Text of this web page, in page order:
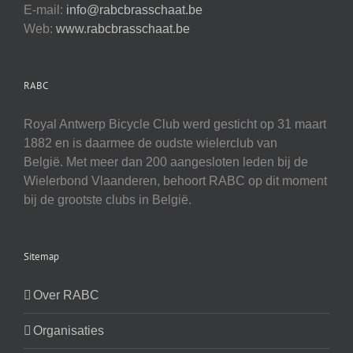
E-mail: info@rabcbrasschaat.be
Web: www.rabcbrasschaat.be
RABC
Royal Antwerp Bicycle Club werd gesticht op 31 maart
1882 en is daarmee de oudste wielerclub van
België. Met meer dan 200 aangesloten leden bij de
Wielerbond Vlaanderen, behoort RABC op dit moment
bij de grootste clubs in België.
Sitemap
Over RABC
Organisaties